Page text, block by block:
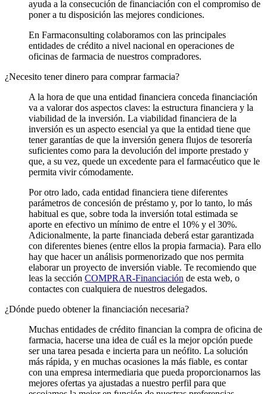
ayuda a la consecución de financiación con el compromiso de
poner a tu disposición las mejores condiciones.
En Farmaconsulting colaboramos con las principales
entidades de crédito a nivel nacional en operaciones de
oficinas de farmacia de nuestros compradores.
¿Necesito tener dinero para comprar farmacia?
A la hora de que una entidad financiera conceda financiación
va a valorar dos aspectos claves: la estructura financiera y la
viabilidad de la inversión. La viabilidad financiera de la
inversión es un aspecto esencial ya que la entidad tiene que
tener garantías de que la inversión genera flujos de tesorería
suficientes como para la devolución del importe prestado y
que, a su vez, quede un excedente para el farmacéutico que le
permita vivir cómodamente.
Por otro lado, cada entidad financiera tiene diferentes
parámetros de concesión de préstamo y, por lo tanto, lo más
habitual es que, sobre toda la inversión total estimada se
aporte en efectivo un mínimo de entre el 10% y el 30%.
Adicionalmente, la parte financiada deberá estar garantizada
con diferentes bienes (entre ellos la propia farmacia). Para ello
hay que hacer un análisis pormenorizado que nos permita
elaborar un proyecto de inversión viable. Te recomiendo que
leas la sección COMPRAR-Financiación de esta web, o
contactes con cualquiera de nuestros delegados.
¿Dónde puedo obtener la financiación necesaria?
Muchas entidades de crédito financian la compra de oficina de
farmacia, hacerse una idea de cuál es la mejor opción puede
ser una tarea pesada e incierta para un neófito. La solución
más rápida, y en muchas ocasiones la más fiable, es contar
con una empresa intermediaria que pueda proporcionarnos las
mejores ofertas ya ajustadas a nuestro perfil para que